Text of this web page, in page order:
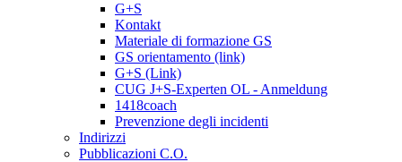
G+S
Kontakt
Materiale di formazione GS
GS orientamento (link)
G+S (Link)
CUG J+S-Experten OL - Anmeldung
1418coach
Prevenzione degli incidenti
Indirizzi
Pubblicazioni C.O.